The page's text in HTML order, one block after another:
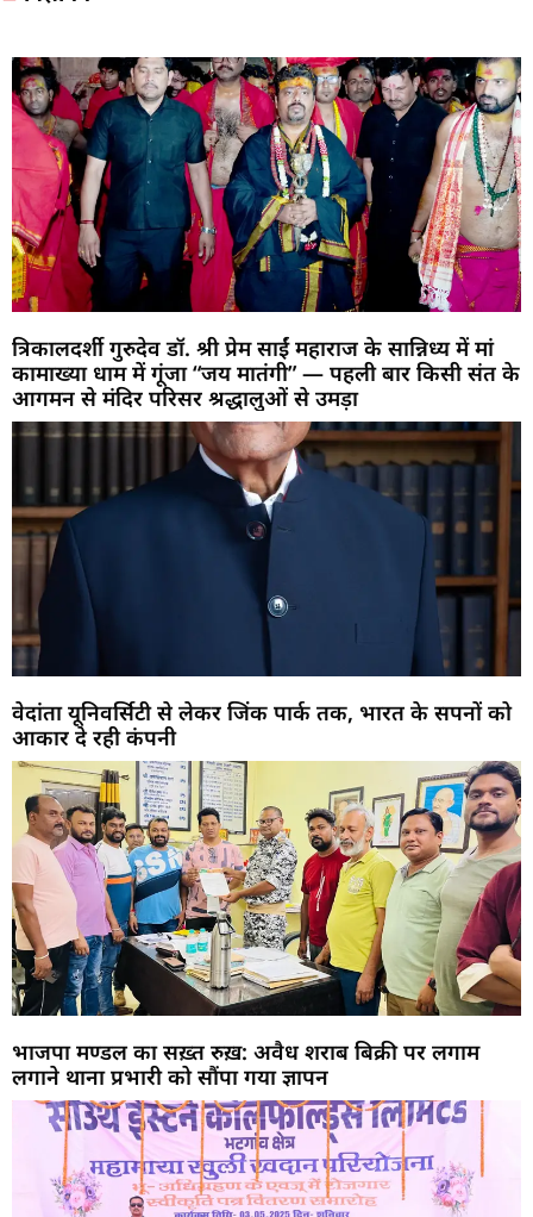
त्रिकालदर्शी गुरुदेव डॉ. श्री प्रेम साईं महाराज के सान्निध्य में मां
कामाख्या धाम में गूंजा “जय मातंगी” — पहली बार किसी संत के
आगमन से मंदिर परिसर श्रद्धालुओं से उमड़ा
वेदांता यूनिवर्सिटी से लेकर जिंक पार्क तक, भारत के सपनों को
आकार दे रही कंपनी
भाजपा मण्डल का सख़्त रुख़: अवैध शराब बिक्री पर लगाम
लगाने थाना प्रभारी को सौंपा गया ज्ञापन